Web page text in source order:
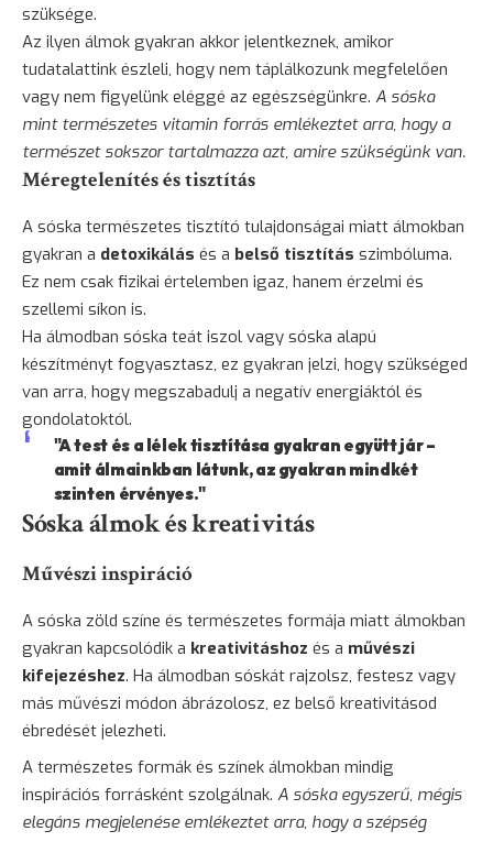
szüksége.
Az ilyen álmok gyakran akkor jelentkeznek, amikor
tudatalattink észleli, hogy nem táplálkozunk megfelelően
vagy nem figyelünk eléggé az egészségünkre. A sóska
mint természetes vitamin forrás emlékeztet arra, hogy a
természet sokszor tartalmazza azt, amire szükségünk van.
Méregtelenítés és tisztítás
A sóska természetes tisztító tulajdonságai miatt álmokban
gyakran a detoxikálás és a belső tisztítás szimbóluma.
Ez nem csak fizikai értelemben igaz, hanem érzelmi és
szellemi síkon is.
Ha álmodban sóska teát iszol vagy sóska alapú
készítményt fogyasztasz, ez gyakran jelzi, hogy szükséged
van arra, hogy megszabadulj a negatív energiáktól és
gondolatoktól.
"A test és a lélek tisztítása gyakran együtt jár –
amit álmainkban látunk, az gyakran mindkét
szinten érvényes."
Sóska álmok és kreativitás
Művészi inspiráció
A sóska zöld színe és természetes formája miatt álmokban
gyakran kapcsolódik a kreativitáshoz és a művészi
kifejezéshez. Ha álmodban sóskát rajzolsz, festesz vagy
más művészi módon ábrázolosz, ez belső kreativitásod
ébredését jelezheti.
A természetes formák és színek álmokban mindig
inspirációs forrásként szolgálnak. A sóska egyszerű, mégis
elegáns megjelenése emlékeztet arra, hogy a szépség